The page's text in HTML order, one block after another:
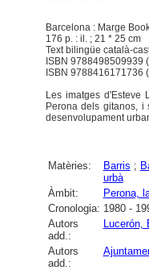
Barcelona : Marge
176 p. : il. ; 21 * 25 cm
Text bilingüe català-
ISBN 9788498509939
ISBN 9788416171736
Les imatges d'Esteve
Perona dels gitanos,
desenvolupament
Matèries: Barris ;
urbà
Àmbit:
Perona,
Cronologia: 1980 -
Autors
add.:
Autors
add.: